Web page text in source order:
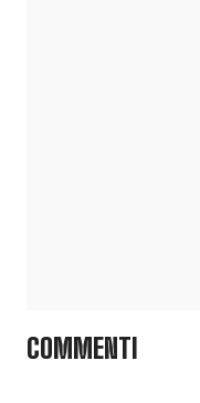
COMMENTI